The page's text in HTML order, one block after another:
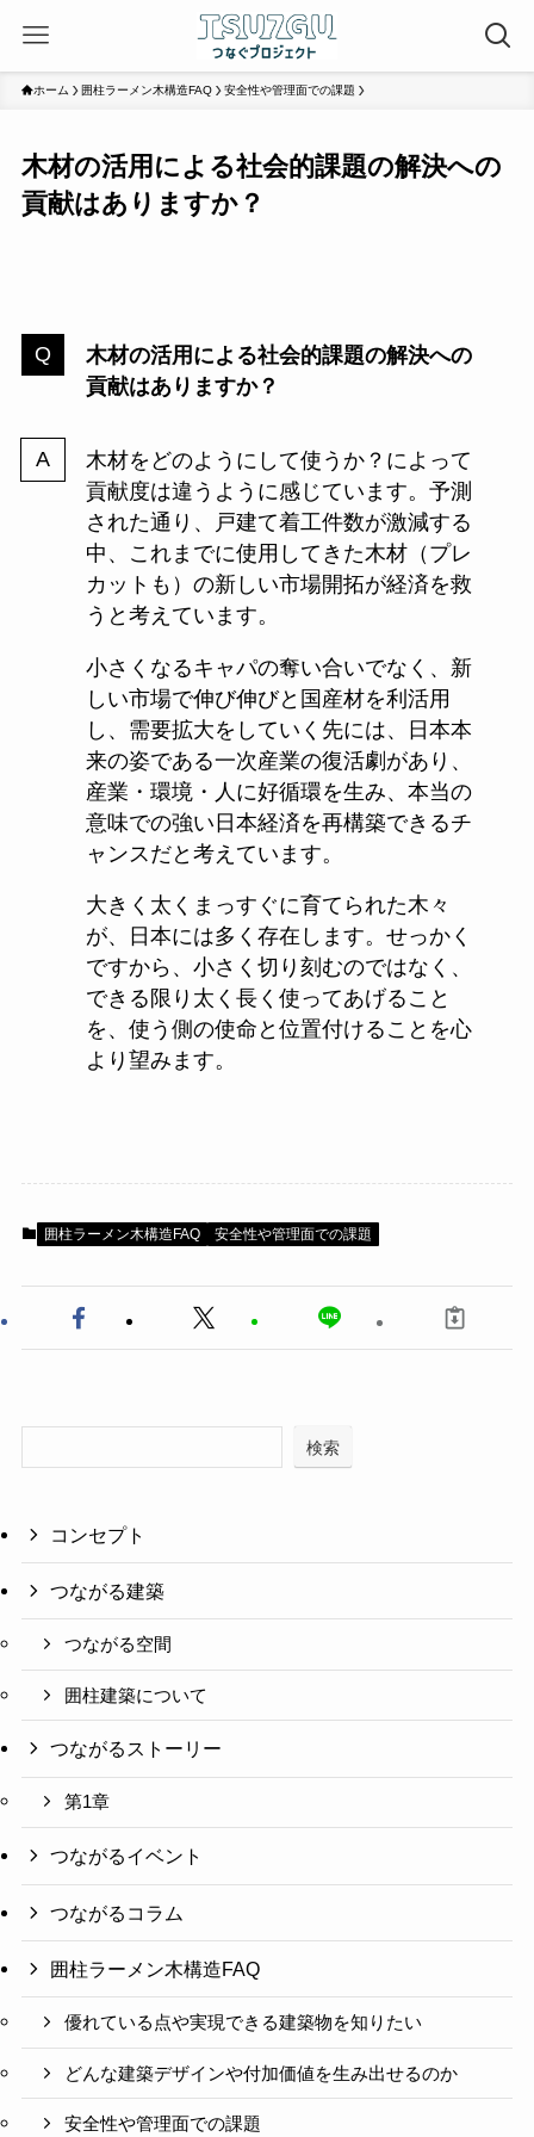
ホーム 囲柱ラーメン木構造FAQ 安全性や管理面での課題
木材の活用による社会的課題の解決への
貢献はありますか？
木材の活用による社会的課題の解決への
貢献はありますか？
木材をどのようにして使うか？によって
貢献度は違うように感じています。予測
された通り、戸建て着工件数が激減する
中、これまでに使用してきた木材（プレ
カットも）の新しい市場開拓が経済を救
うと考えています。
小さくなるキャパの奪い合いでなく、新
しい市場で伸び伸びと国産材を利活用
し、需要拡大をしていく先には、日本本
来の姿である一次産業の復活劇があり、
産業・環境・人に好循環を生み、本当の
意味での強い日本経済を再構築できるチ
ャンスだと考えています。
大きく太くまっすぐに育てられた木々
が、日本には多く存在します。せっかく
ですから、小さく切り刻むのではなく、
できる限り太く長く使ってあげること
を、使う側の使命と位置付けることを心
より望みます。
囲柱ラーメン木構造FAQ 安全性や管理面での課題
検索
コンセプト
つながる建築
つながる空間
囲柱建築について
つながるストーリー
第1章
つながるイベント
つながるコラム
囲柱ラーメン木構造FAQ
優れている点や実現できる建築物を知りたい
どんな建築デザインや付加価値を生み出せるのか
安全性や管理面での課題